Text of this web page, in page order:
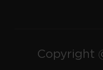
Copyright